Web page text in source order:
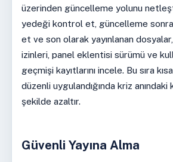
üzerinden güncelleme yolunu
yedeği kontrol et, güncelleme
et ve son olarak yayınlanan
izinleri, panel eklentisi sürümü ve
geçmişi kayıtlarını incele. Bu sıra
düzenli uygulandığında kriz
şekilde azaltır.
Güvenli Yayına Alma